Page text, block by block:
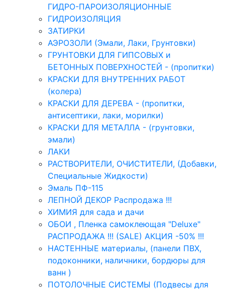
ГИДРО-ПАРОИЗОЛЯЦИОННЫЕ
ГИДРОИЗОЛЯЦИЯ
ЗАТИРКИ
АЭРОЗОЛИ (Эмали, Лаки, Грунтовки)
ГРУНТОВКИ ДЛЯ ГИПСОВЫХ и
БЕТОННЫХ ПОВЕРХНОСТЕЙ - (пропитки)
КРАСКИ ДЛЯ ВНУТРЕННИХ РАБОТ
(колера)
КРАСКИ ДЛЯ ДЕРЕВА - (пропитки,
антисептики, лаки, морилки)
КРАСКИ ДЛЯ МЕТАЛЛА - (грунтовки,
эмали)
ЛАКИ
РАСТВОРИТЕЛИ, ОЧИСТИТЕЛИ, (Добавки,
Специальные Жидкости)
Эмаль ПФ-115
ЛЕПНОЙ ДЕКОР Распродажа !!!
ХИМИЯ для сада и дачи
ОБОИ , Пленка самоклеющая "Deluxe"
РАСПРОДАЖА !!! (SALE) АКЦИЯ -50% !!!
НАСТЕННЫЕ материалы, (панели ПВХ,
подоконники, наличники, бордюры для
ванн )
ПОТОЛОЧНЫЕ СИСТЕМЫ (Подвесы для